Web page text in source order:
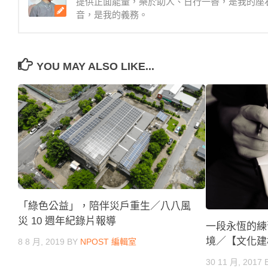
音，是我的義務。
YOU MAY ALSO LIKE...
「綠色公益」，陪伴災戶重生／八八風
災 10 週年紀錄片報導
8 8 月, 2019 BY NPOST 編輯室
一段永恆的
境／【文化
30 11 月, 2017